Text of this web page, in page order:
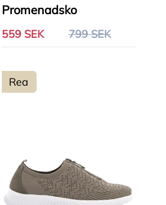
Promenadsko
559 SEK 799 SEK
Rea